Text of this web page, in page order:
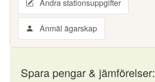
Ändra stationsuppgifter
Anmäl ägarskap
Spara pengar & jämförelser: